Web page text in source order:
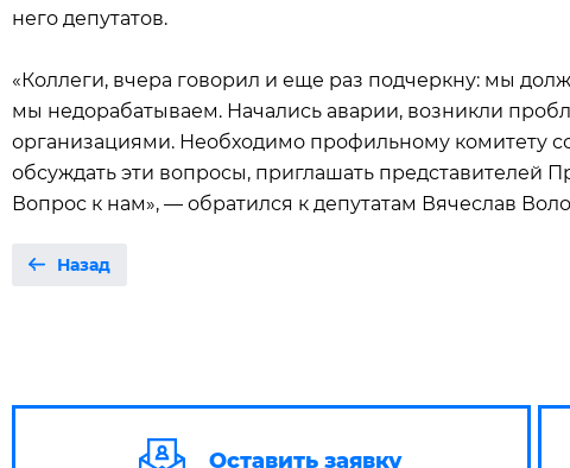
него депутатов.
«Коллеги, вчера говорил и еще раз подчеркну: мы
мы недорабатываем. Начались аварии, возникли
организациями. Необходимо профильному комитету
обсуждать эти вопросы, приглашать представителей
Вопрос к нам», — обратился к депутатам Вячеслав
Назад
Оставить заявку